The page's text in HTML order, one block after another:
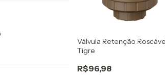
Válvula Retenção Roscável
Tigre
R$96,98